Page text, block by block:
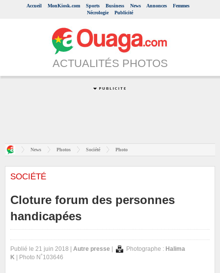
Accueil MonKiosk.com Sports Business News Annonces
Femmes
Nécrologie
Publicité
ACTUALITÉS PHOTOS
News Photos Société Photo
SOCIÉTÉ
Cloture forum des personnes
handicapées
Publié le 21 juin 2018 | Autre presse Photographe : Halima
K | Photo N˚103646